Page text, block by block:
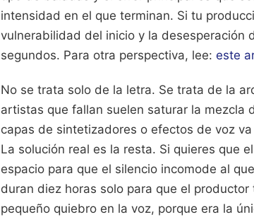
intensidad en el que terminan. Si tu
vulnerabilidad del inicio y la desesperación
segundos. Para otra perspectiva, lee: este
No se trata solo de la letra. Se trata de la
artistas que fallan suelen saturar la mezcla
capas de sintetizadores o efectos de voz
La solución real es la resta. Si quieres que
espacio para que el silencio incomode al
duran diez horas solo para que el
pequeño quiebro en la voz, porque era la